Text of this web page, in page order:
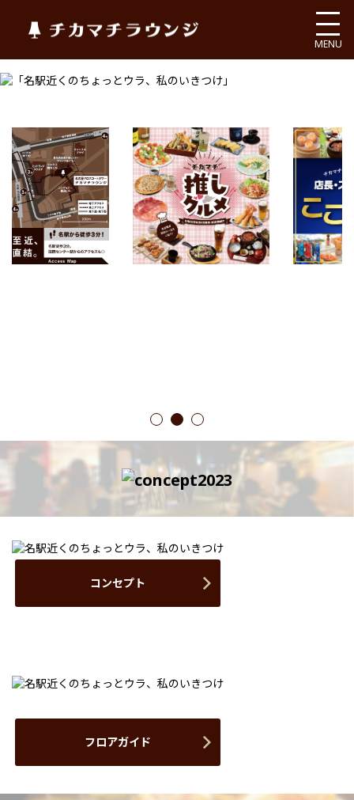
チカマチラウンジ
MENU
1 2 3
コンセプト
フロアガイド